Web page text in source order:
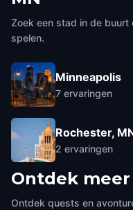
Zoek een stad in de buurt
spelen.
Minneapolis
7 ervaringen
Rochester,
2 ervaringen
Ontdek
Ontdek quests en